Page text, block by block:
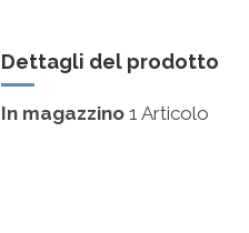
Dettagli del prodotto
In magazzino 1 Articolo